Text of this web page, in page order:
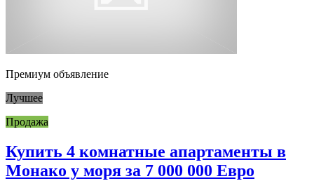
Премиум объявление
Лучшее
Продажа
Купить 4 комнатные апартаменты в
Монако у моря за 7 000 000 Евро